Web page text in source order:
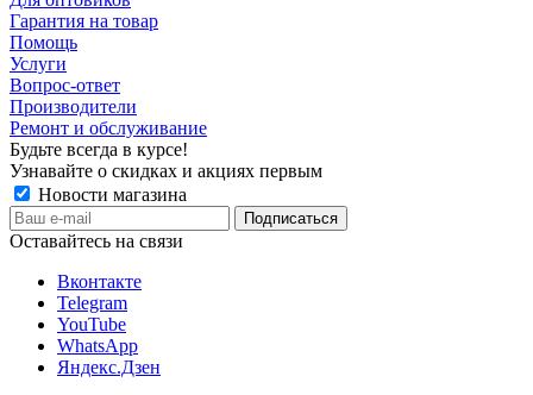
Гарантия на товар
Помощь
Услуги
Вопрос-ответ
Производители
Ремонт и обслуживание
Будьте всегда в курсе!
Узнавайте о скидках и акциях первым
Новости магазина
Оставайтесь на связи
Вконтакте
Telegram
YouTube
WhatsApp
Яндекс.Дзен